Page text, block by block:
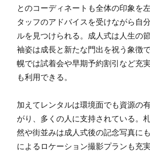
とのコーディネートも全体の印象を
タッフのアドバイスを受けながら自
ルを見つけられる。成人式は人生の
袖姿は成長と新たな門出を祝う象徴
幌では試着会や早期予約割引など充
も利用できる。
加えてレンタルは環境面でも資源の
がり、多くの人に支持されている。
然や街並みは成人式後の記念写真に
によるロケーション撮影プランも充